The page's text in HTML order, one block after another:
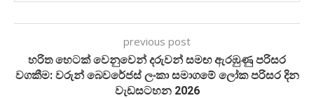
previous post
හරිත හෙටක් වෙනුවෙන් දරුවන් සමඟ ඇරඹුණු පරිසර
වගකීම: වරුන් බෙවරේජස් ලංකා සමාගමේ ලෝක පරිසර දින
වැඩසටහන 2026